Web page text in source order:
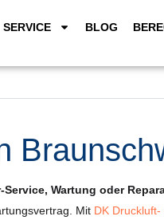
SERVICE BLOG
Service, Wartung oder
Mit DK